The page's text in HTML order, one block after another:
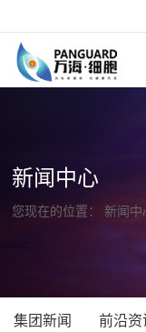
新闻中心
您现在的位置：新闻中
集团新闻 前沿资